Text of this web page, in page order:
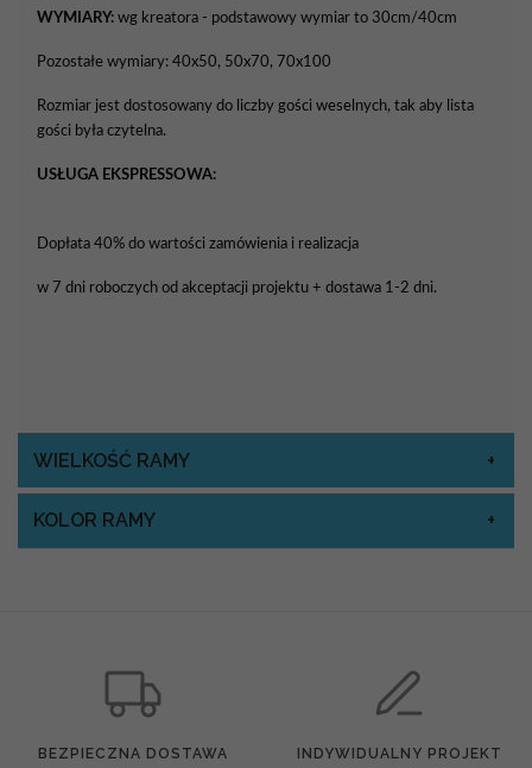
WYMIARY: wg kreatora - podstawowy wymiar to 30cm/40cm
Pozostałe wymiary: 40x50, 50x70, 70x100
Rozmiar jest dostosowany do liczby gości weselnych, tak aby lista
gości była czytelna.
USŁUGA EKSPRESSOWA:
Dopłata 40% do wartości zamówienia i realizacja
w 7 dni roboczych od akceptacji projektu + dostawa 1-2 dni.
WIELKOŚĆ RAMY
KOLOR RAMY
BEZPIECZNA DOSTAWA INDYWIDUALNY PROJEKT